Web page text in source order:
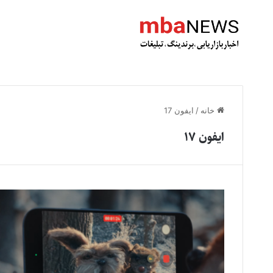
خانه / ایفون 17
ایفون 17